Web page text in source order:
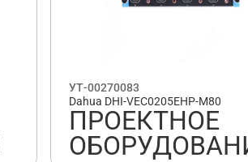
УТ-00270083
Dahua DHI-VEC0205EHP-M80
ПРОЕКТНОЕ